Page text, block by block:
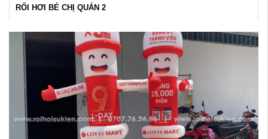
RỐI HƠI BÉ CHỊ QUÁN 2